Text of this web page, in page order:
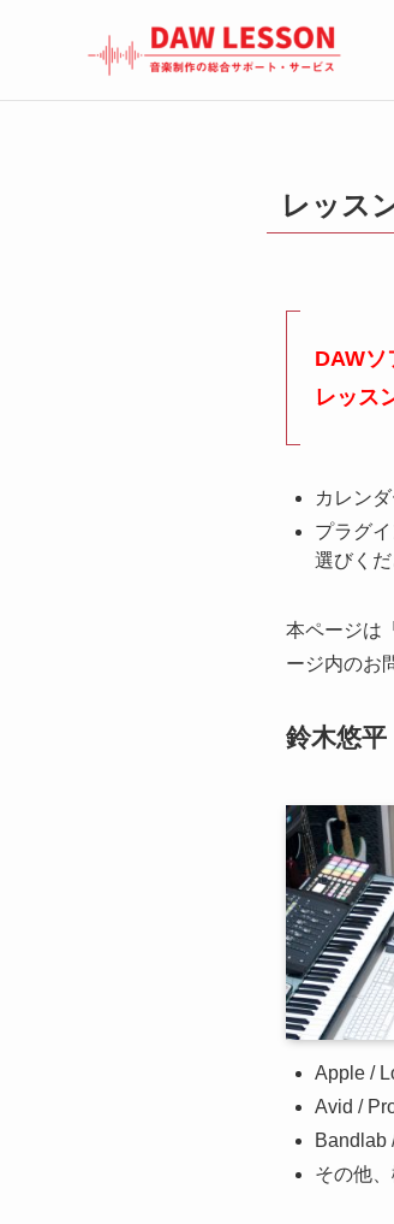
レッス
DAWソ
レッス
カレンダ
プラグ
選びくだ
本ページは
ージ内のお
鈴木悠平
Apple /
Avid /
Bandlab
その他